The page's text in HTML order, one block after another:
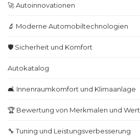
🚀 Autoinnovationen
🔬 Moderne Automobiltechnologien
🛡️ Sicherheit und Komfort
Autokatalog
🛋️ Innenraumkomfort und Klimaanlage
🏆 Bewertung von Merkmalen und Wert
🔧 Tuning und Leistungsverbesserung